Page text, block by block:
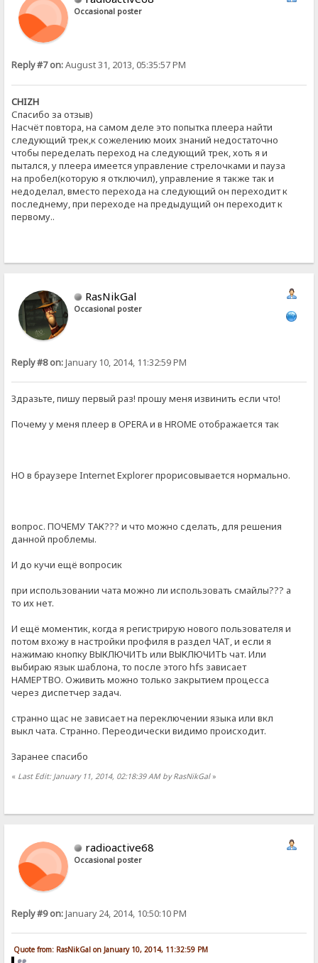
Occasional poster
Reply #7 on:August 31, 2013, 05:35:57 PM
CHIZH
Спасибо за отзыв)
Насчёт повтора, на самом деле это попытка плеера найти
следующий трек,к сожелению моих знаний недостаточно
чтобы переделать переход на следующий трек, хоть я и
пытался, у плеера имеется управление стрелочками и пауза
на пробел(которую я отключил), управление я также так и
недоделал, вместо перехода на следующий он переходит к
последнему, при переходе на предыдущий он переходит к
первому..
RasNikGal
Occasional poster
Reply #8 on:January 10, 2014, 11:32:59 PM
Здразьте, пишу первый раз! прошу меня извинить если что!
Почему у меня плеер в OPERA и в HROME отображается так
НО в браузере Internet Explorer прорисовывается нормально.
вопрос. ПОЧЕМУ ТАК??? и что можно сделать, для решения
данной проблемы.
И до кучи ещё вопросик
при использовании чата можно ли использовать смайлы??? а
то их нет.
И ещё моментик, когда я регистрирую нового пользователя и
потом вхожу в настройки профиля в раздел ЧАТ, и если я
нажимаю кнопку ВЫКЛЮЧИТЬ или ВЫКЛЮЧИТЬ чат. Или
выбираю язык шаблона, то после этого hfs зависает
НАМЕРТВО. Оживить можно только закрытием процесса
через диспетчер задач.
странно щас не зависает на переключении языка или вкл
выкл чата. Странно. Переодически видимо происходит.
Заранее спасибо
« Last Edit: January 11, 2014, 02:18:39 AM by RasNikGal»
radioactive68
Occasional poster
Reply #9 on:January 24, 2014, 10:50:10 PM
Quote from: RasNikGal on January 10, 2014, 11:32:59 PM